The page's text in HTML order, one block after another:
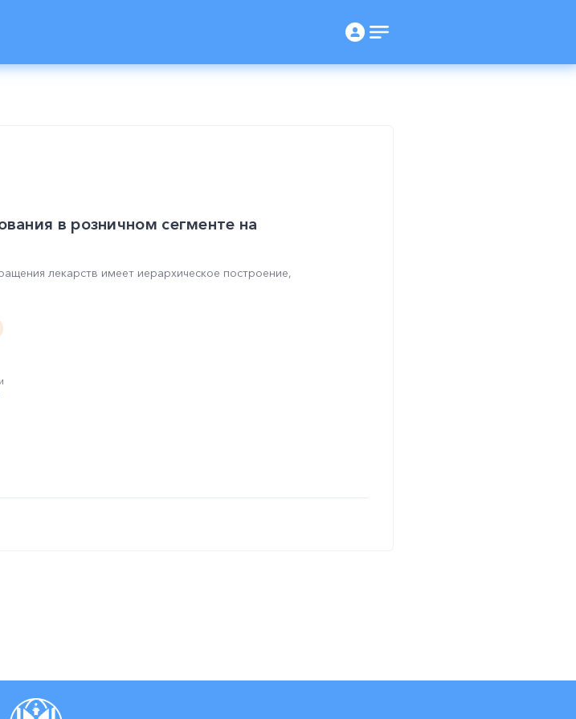
в розничном сегменте на
лекарств имеет иерархическое построение,